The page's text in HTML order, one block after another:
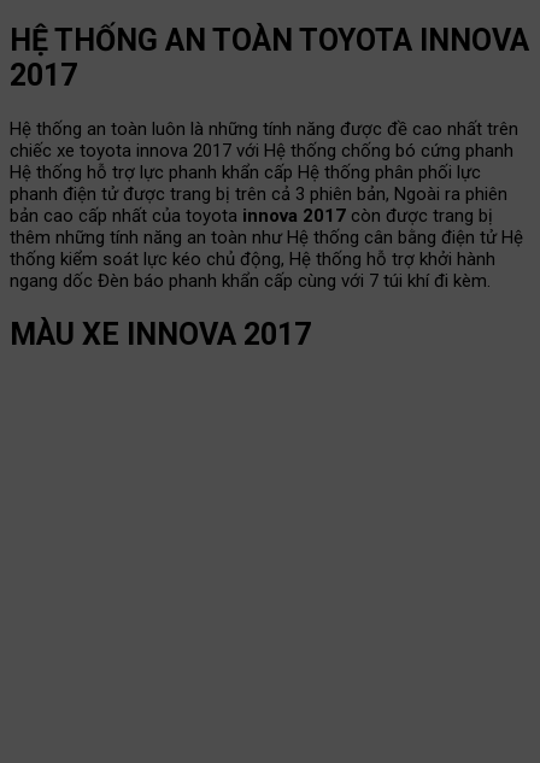
HỆ THỐNG AN TOÀN TOYOTA INNOVA
2017
Hệ thống an toàn luôn là những tính năng được đề cao nhất trên
chiếc xe toyota innova 2017 với Hệ thống chống bó cứng phanh
Hệ thống hỗ trợ lực phanh khẩn cấp Hệ thống phân phối lực
phanh điện tử được trang bị trên cả 3 phiên bản, Ngoài ra phiên
bản cao cấp nhất của toyota innova 2017 còn được trang bị
thêm những tính năng an toàn như Hệ thống cân bằng điện tử Hệ
thống kiểm soát lực kéo chủ động, Hệ thống hỗ trợ khởi hành
ngang dốc Đèn báo phanh khẩn cấp cùng với 7 túi khí đi kèm.
MÀU XE INNOVA 2017